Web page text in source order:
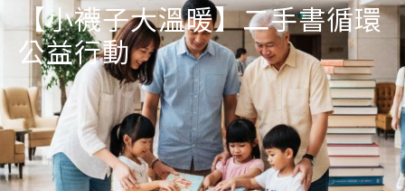
【小襪子大溫暖】二手書循環
公益行動
舊鞋救命公益活動
華園飯店草衙館 認證環保旅
店
響應Earth Hour 關燈一小時
入選商周2025【全齡企業100
強】
113年經濟部節能標竿獎 銀獎
華園集團人才培育